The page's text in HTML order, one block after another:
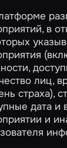
в
лиц,
страха),
дата и
и